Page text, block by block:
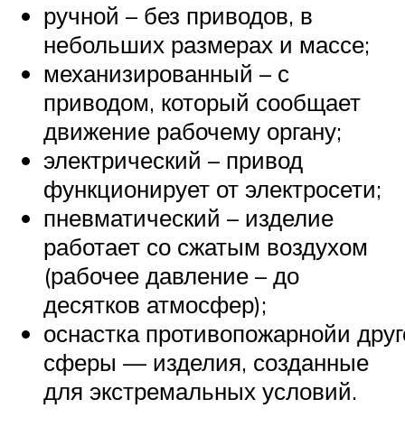
ручной – без приводов, в
небольших размерах и массе;
механизированный – с
приводом, который сообщает
движение рабочему органу;
электрический – привод
функционирует от электросети;
пневматический – изделие
работает со сжатым воздухом
(рабочее давление – до
десятков атмосфер);
оснастка противопожарнойи
сферы — изделия, созданные
для экстремальных условий.